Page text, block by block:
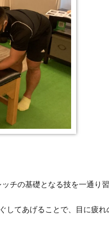
チの基礎となる技を一通り習
してあげることで、目に疲れ